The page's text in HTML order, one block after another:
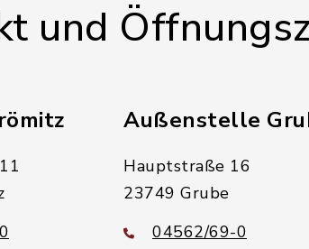
und
Außenstelle
Hauptstraße 16
23749 Grube
04562/69-0